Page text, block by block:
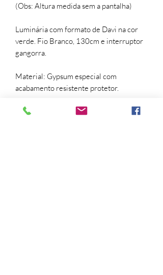
(Obs: Altura medida sem a pantalha)
Luminária com formato de Davi na cor
verde. Fio Branco, 130cm e interruptor
gangorra.
Material: Gypsum especial com
acabamento resistente protetor.
Pintura: Verde Limão.